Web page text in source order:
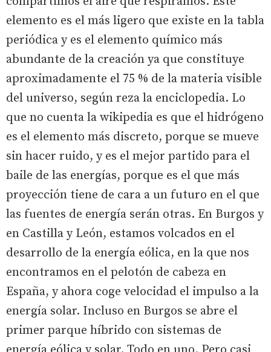
elemento es el más ligero que existe en la tabla
periódica y es el elemento químico más
abundante de la creación ya que constituye
aproximadamente el 75 % de la materia visible
del universo, según reza la enciclopedia. Lo
que no cuenta la wikipedia es que el hidrógeno
es el elemento más discreto, porque se mueve
sin hacer ruido, y es el mejor partido para el
baile de las energías, porque es el que más
proyección tiene de cara a un futuro en el que
las fuentes de energía serán otras. En Burgos y
en Castilla y León, estamos volcados en el
desarrollo de la energía eólica, en la que nos
encontramos en el pelotón de cabeza en
España, y ahora coge velocidad el impulso a la
energía solar. Incluso en Burgos se abre el
primer parque híbrido con sistemas de